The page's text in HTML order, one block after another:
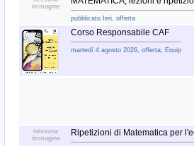
immagine
pubblicato Ieri, offerta
Corso Responsabile CAF
martedì 4 agosto 2026, offerta, Enuip
nessuna
immagine
Ripetizioni di Matematica per